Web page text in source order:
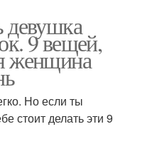
девушка
9 вещей,
женщина
Но если ты
стоит делать эти 9